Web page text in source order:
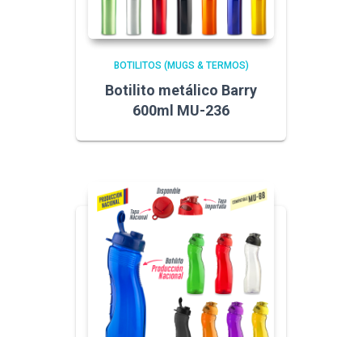
BOTILITOS (MUGS & TERMOS)
Botilito metálico Barry
600ml MU-236